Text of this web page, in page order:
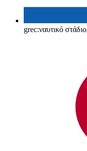
grec:ναυτικό στάδιο